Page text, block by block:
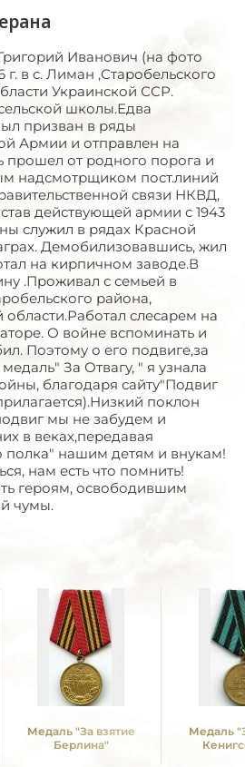
Иванович (на фото
г. в с. Лиман ,Старобельского
Украинской ССР.
школы.Едва
призван в ряды
Армии и отправлен на
прошел от родного порога и
надсмотрщиком пост.линий
связи НКВД,
действующей армии с 1943
служил в рядах Красной
Демобилизовавшись, жил
на кирпичном заводе.В
.Проживал с семьей в
района,
слесарем на
О войне вспоминать и
Поэтому о его подвиге,за
За Отвагу, " я узнала
благодаря сайту"Подвиг
поклон
мы не забудем и
в веках,передавая
полка" нашим детям и внукам!
нам есть что помнить!
героям, освободившим
чумы.
Медаль "За взятие
Берлина"
Медаль